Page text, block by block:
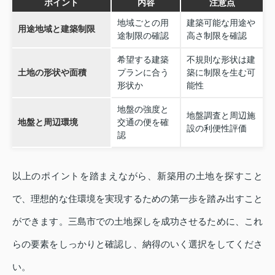
ポイント 内容 注意点
用途地域と建築制限
地域ごとの用
途制限の確認
建築可能な用途や
高さ制限を確認
土地の形状や面積
希望する建築
プランに合う
形状か
不規則な形状は建
築に制限を生む可
能性
地盤と周辺環境
地盤の強度と
交通の便を確
認
地盤調査と周辺施
設の利便性評価
以上のポイントを踏まえながら、新築用の土地を探すこと
で、理想的な住環境を実現するための第一歩を踏み出すこと
ができます。三島市での土地探しを成功させるために、これ
らの要素をしっかりと確認し、納得のいく選択をしてくださ
い。